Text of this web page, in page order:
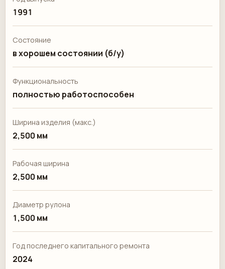
1991
Состояние
в хорошем состоянии (б/у)
Функциональность
полностью работоспособен
Ширина изделия (макс.)
2,500 мм
Рабочая ширина
2,500 мм
Диаметр рулона
1,500 мм
Год последнего капитального ремонта
2024